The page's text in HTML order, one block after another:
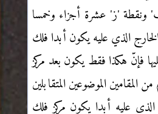
ونقطة 'ز' عشرة أجزاء وخمسا
الذي عليه يكون أبدا فلك
عليها فإنّ هكذا فقط يكون بعد مركز
الموضوعين المتقابلين
عليه أبدا يكون مركز فلك